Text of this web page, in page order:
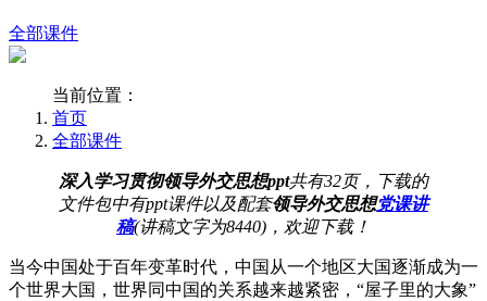
全部课件
当前位置：
首页
全部课件
深入学习贯彻领导外交思想ppt共有32页，下载的
文件包中有ppt课件以及配套领导外交思想党课讲
稿(讲稿文字为8440)，欢迎下载！
当今中国处于百年变革时代，中国从一个地区大国逐渐成为一
个世界大国，世界同中国的关系越来越紧密，“屋子里的大象”